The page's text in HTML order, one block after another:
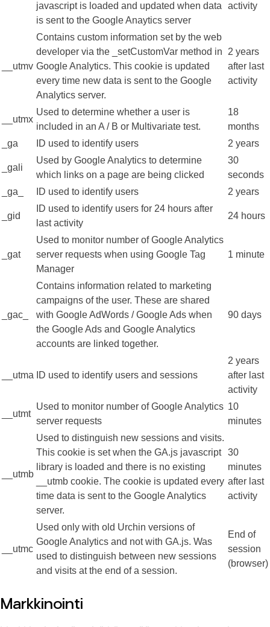
javascript is loaded and updated when data
is sent to the Google Anaytics server
activity
__utmv
Contains custom information set by the web
developer via the _setCustomVar method in
Google Analytics. This cookie is updated
every time new data is sent to the Google
Analytics server.
2 years
after last
activity
__utmx
Used to determine whether a user is
included in an A / B or Multivariate test.
18
months
_ga
ID used to identify users 2 years
_gali
Used by Google Analytics to determine
which links on a page are being clicked
30
seconds
_ga_
ID used to identify users 2 years
_gid
ID used to identify users for 24 hours after
last activity
24 hours
_gat
Used to monitor number of Google Analytics
server requests when using Google Tag
Manager
1 minute
_gac_
Contains information related to marketing
campaigns of the user. These are shared
with Google AdWords / Google Ads when
the Google Ads and Google Analytics
accounts are linked together.
90 days
__utma ID used to identify users and sessions
2 years
after last
activity
__utmt
Used to monitor number of Google Analytics
server requests
10
minutes
__utmb
Used to distinguish new sessions and visits.
This cookie is set when the GA.js javascript
library is loaded and there is no existing
__utmb cookie. The cookie is updated every
time data is sent to the Google Analytics
server.
30
minutes
after last
activity
__utmc
Used only with old Urchin versions of
Google Analytics and not with GA.js. Was
used to distinguish between new sessions
and visits at the end of a session.
End of
session
(browser)
Markkinointi